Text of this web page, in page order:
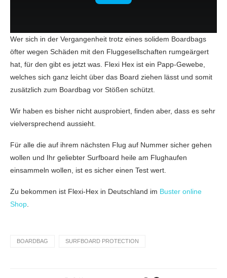
Wer sich in der Vergangenheit trotz eines solidem Boardbags
öfter wegen Schäden mit den Fluggesellschaften rumgeärgert
hat, für den gibt es jetzt was. Flexi Hex ist ein Papp-Gewebe,
welches sich ganz leicht über das Board ziehen lässt und somit
zusätzlich zum Boardbag vor Stößen schützt.
Wir haben es bisher nicht ausprobiert, finden aber, dass es sehr
vielversprechend aussieht.
Für alle die auf ihrem nächsten Flug auf Nummer sicher gehen
wollen und Ihr geliebter Surfboard heile am Flughaufen
einsammeln wollen, ist es sicher einen Test wert.
Zu bekommen ist Flexi-Hex in Deutschland im Buster online
Shop.
BOARDBAG SURFBOARD PROTECTION